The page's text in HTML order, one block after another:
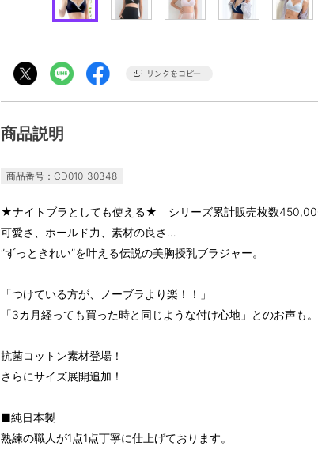
商品説明
商品番号：CD010-30348
★ナイトブラとしても使える★ シリーズ累計販売枚数
可愛さ、ホールド力、素材の良さ…
”ずっときれい”を叶える伝説の美胸授乳ブラジャー。
「つけている方が、ノーブラより楽！！」
「3カ月経っても買った時と同じような付け心地」とのお声も。
抗菌コットン素材登場！
さらにサイズ展開追加！
■純日本製
熟練の職人が1点1点丁寧に仕上げております。